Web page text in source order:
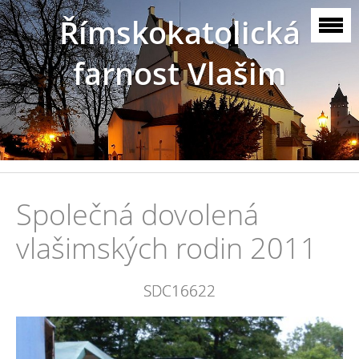
Římskokatolická
farnost Vlašim
Společná dovolená
vlašimských rodin 2011
SDC16622